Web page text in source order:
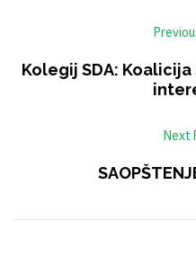
Kolegij SDA:
Next